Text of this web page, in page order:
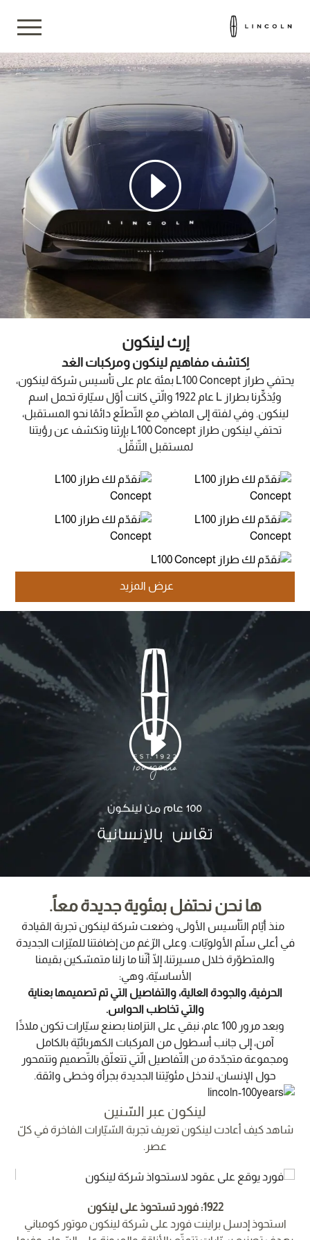
إرث لينكون
اِكتشف مفاهيم لينكون ومركبات الغد
يحتفي طراز L100 Concept بمئة عام على تأسيس شركة لينكون،
ويُذكِّرنا بطراز L عام 1922 والّتي كانت أوّل سيّارة تحمل اسم
لينكون. وفي لفتة إلى الماضي مع التّطلّع دائمًا نحو المستقبل،
تحتفي لينكون طراز L100 Concept بإرثنا وتكشف عن رؤيتنا
لمستقبل التّنقّل.
عرض المزيد
ها نحن نحتفل بمئوية جديدة معاً.
منذ أيّام التّأسيس الأولى، وضعت شركة لينكون تجربة القيادة
في أعلى سلّم الأولويّات. وعلى الرّغم من إضافتنا للميّزات الجديدة
والمتطوّرة خلال مسيرتنا، إلّا أنّنا ما زلنا متمسّكين بقيمنا
الأساسيّة، وهي:
الحرفية، والجودة العالية، والتفاصيل التي تم تصميمها بعناية
والتي تخاطب الحواس.
وبعد مرور 100 عام، نبقي على التزامنا بصنع سيّارات تكون ملاذًا
آمن، إلى جانب أسطول من المركبات الكهربائيّة بالكامل
ومجموعة متجدّدة من التّفاصيل الّتي تتعلّق بالتّصميم وتتمحور
حول الإنسان، لندخل مئويّتنا الجديدة بجرأة وخطى واثقة.
لينكون عبر السّنين
شاهد كيف أعادت لينكون تعريف تجربة السّيّارات الفاخرة في كلّ
عصر.
1922: فورد تستحوذ على لينكون
استحوذ إدسل براينت فورد على شركة لينكون موتور كومباني